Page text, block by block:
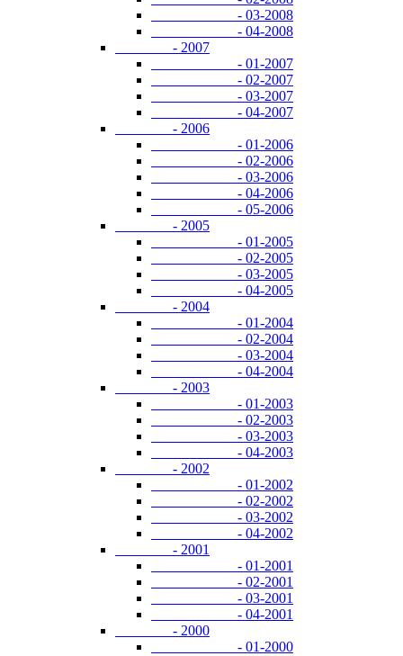
- 03-2008
- 04-2008
- 2007
- 01-2007
- 02-2007
- 03-2007
- 04-2007
- 2006
- 01-2006
- 02-2006
- 03-2006
- 04-2006
- 05-2006
- 2005
- 01-2005
- 02-2005
- 03-2005
- 04-2005
- 2004
- 01-2004
- 02-2004
- 03-2004
- 04-2004
- 2003
- 01-2003
- 02-2003
- 03-2003
- 04-2003
- 2002
- 01-2002
- 02-2002
- 03-2002
- 04-2002
- 2001
- 01-2001
- 02-2001
- 03-2001
- 04-2001
- 2000
- 01-2000